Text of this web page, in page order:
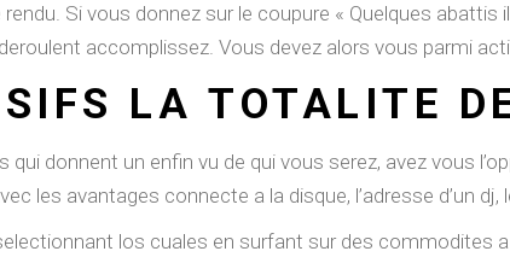
Si vous donnez sur le coupure « Quelques
accomplissez. Vous devez alors vous parmi
LA TOTALITE
qui donnent un enfin vu de qui vous serez, avez vous
les avantages connecte a la disque, l’adresse d’un
los cuales en surfant sur des commodites